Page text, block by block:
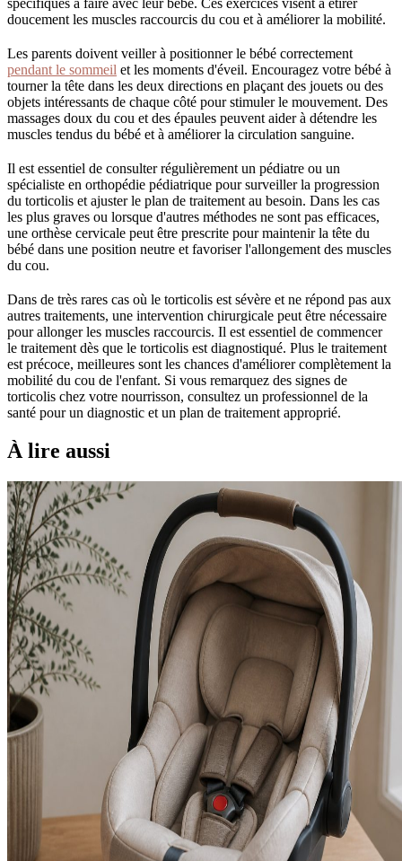
doucement les muscles raccourcis du cou et à améliorer la mobilité.
Les parents doivent veiller à positionner le bébé correctement
pendant le sommeil et les moments d'éveil. Encouragez votre bébé à
tourner la tête dans les deux directions en plaçant des jouets ou des
objets intéressants de chaque côté pour stimuler le mouvement. Des
massages doux du cou et des épaules peuvent aider à détendre les
muscles tendus du bébé et à améliorer la circulation sanguine.
Il est essentiel de consulter régulièrement un pédiatre ou un
spécialiste en orthopédie pédiatrique pour surveiller la progression
du torticolis et ajuster le plan de traitement au besoin. Dans les cas
les plus graves ou lorsque d'autres méthodes ne sont pas efficaces,
une orthèse cervicale peut être prescrite pour maintenir la tête du
bébé dans une position neutre et favoriser l'allongement des muscles
du cou.
Dans de très rares cas où le torticolis est sévère et ne répond pas aux
autres traitements, une intervention chirurgicale peut être nécessaire
pour allonger les muscles raccourcis. Il est essentiel de commencer
le traitement dès que le torticolis est diagnostiqué. Plus le traitement
est précoce, meilleures sont les chances d'améliorer complètement la
mobilité du cou de l'enfant. Si vous remarquez des signes de
torticolis chez votre nourrisson, consultez un professionnel de la
santé pour un diagnostic et un plan de traitement approprié.
À lire aussi